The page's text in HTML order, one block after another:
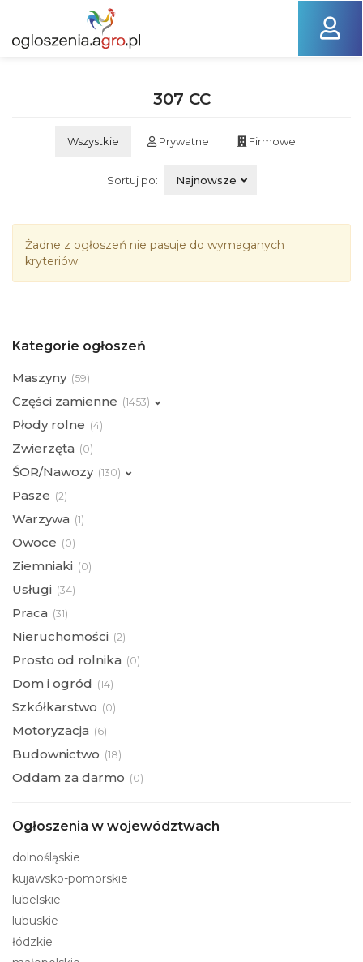
307 CC
Wszystkie Prywatne Firmowe
Sortuj po: Najnowsze
Żadne z ogłoszeń nie pasuje do wymaganych
kryteriów.
Kategorie ogłoszeń
Maszyny (59)
Części zamienne (1453)
Płody rolne (4)
Zwierzęta (0)
ŚOR/Nawozy (130)
Pasze (2)
Warzywa (1)
Owoce (0)
Ziemniaki (0)
Usługi (34)
Praca (31)
Nieruchomości (2)
Prosto od rolnika (0)
Dom i ogród (14)
Szkółkarstwo (0)
Motoryzacja (6)
Budownictwo (18)
Oddam za darmo (0)
Ogłoszenia w województwach
dolnośląskie
kujawsko-pomorskie
lubelskie
lubuskie
łódzkie